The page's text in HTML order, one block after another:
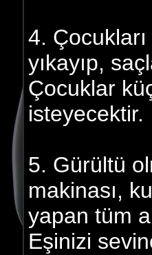
4.
yıkayıp,
Çocuklar
isteyecektir.
5. Gürültü
makinası,
yapan tüm
Eşinizi